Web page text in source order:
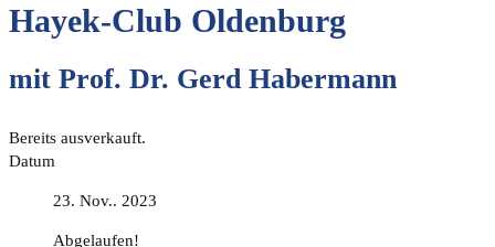
Hayek-Club Oldenburg
mit Prof. Dr. Gerd Habermann
Bereits ausverkauft.
Datum
23. Nov.. 2023
Abgelaufen!